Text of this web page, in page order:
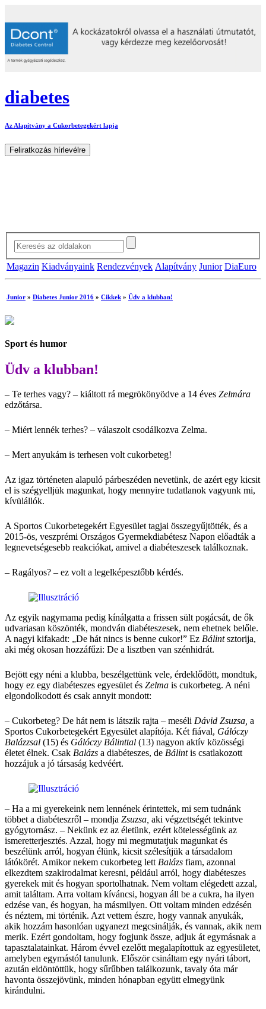
diabetes
Az Alapítvány a Cukorbetegekért lapja
Magazin Kiadványaink Rendezvények Alapítvány Junior DiaEuro
Junior » Diabetes Junior 2016 » Cikkek » Üdv a klubban!
Sport és humor
Üdv a klubban!
– Te terhes vagy? – kiáltott rá megrökönyödve a 14 éves Zelmára
edzőtársa.
– Miért lennék terhes? – válaszolt csodálkozva Zelma.
– Mert anyukám is terhesen volt cukorbeteg!
Az igaz történeten alapuló párbeszéden nevetünk, de azért egy kicsit
el is szégyelljük magunkat, hogy mennyire tudatlanok vagyunk mi,
kívülállók.
A Sportos Cukorbetegekért Egyesület tagjai összegyűjtötték, és a
2015-ös, veszprémi Országos Gyermekdiabétesz Napon előadták a
legnevetségesebb reakciókat, amivel a diabéteszesek találkoznak.
– Ragályos? – ez volt a legelképesztőbb kérdés.
Az egyik nagymama pedig kínálgatta a frissen sült pogácsát, de ők
udvariasan köszönték, mondván diabéteszesek, nem ehetnek belőle.
A nagyi kifakadt: „De hát nincs is benne cukor!” Ez Bálintsztorija,
aki még okosan hozzáfűzi: De a lisztben van szénhidrát.
Bejött egy néni a klubba, beszélgettünk vele, érdeklődött, mondtuk,
hogy ez egy diabéteszes egyesület és Zelma is cukorbeteg. A néni
elgondolkodott és csak annyit mondott:
– Cukorbeteg? De hát nem is látszik rajta – meséli Dávid Zsuzsa, a
Sportos Cukorbetegekért Egyesület alapítója. Két fiával, Gálóczy
Balázzsal (15) és Gálóczy Bálinttal (13) nagyon aktív közösségi
életet élnek. Csak Balázs a diabéteszes, de Bálintis csatlakozott
hozzájuk a jó társaság kedvéért.
– Ha a mi gyerekeink nem lennének érintettek, mi sem tudnánk
többet a diabéteszről – mondja Zsuzsa, aki végzettségét tekintve
gyógytornász. – Nekünk ez az életünk, ezért kötelességünk az
ismeretterjesztés. Azzal, hogy mi megmutatjuk magunkat és
beszélünk arról, hogyan élünk, kicsit szélesítjük a társadalom
látókörét. Amikor nekem cukorbeteg lett Balázs fiam, azonnal
elkezdtem szakirodalmat keresni, például arról, hogy diabéteszes
gyerekek mit és hogyan sportolhatnak. Nem voltam elégedett azzal,
amit találtam. Arra voltam kíváncsi, hogyan áll be a cukra, ha ilyen
edzése van, és hogyan, ha másmilyen. Ott voltam minden edzésén
és néztem, mi történik. Azt vettem észre, hogy vannak anyukák,
akik hozzám hasonlóan ugyanezt megcsinálják, és vannak, akik nem
merik. Ezért gondoltam, hogy fogjunk össze, adjuk át egymásnak a
tapasztalatainkat. Három évvel ezelőtt megalapítottuk az egyesületet,
amelyben egymástól tanulunk. Először csináltam egy nyári tábort,
azután eldöntöttük, hogy sűrűbben találkozunk, tavaly óta már
havonta összejövünk, minden hónapban együtt elmegyünk
kirándulni.